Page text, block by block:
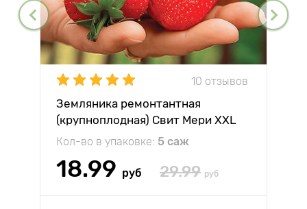
10 отзывов
Земляника ремонтантная
(крупноплодная) Свит Мери XXL
Кол-во в упаковке: 5 саж
18.99 руб 29.99 руб